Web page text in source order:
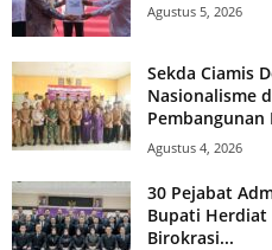
Agustus 5, 2026
Sekda Ciamis
Nasionalisme
Pembangunan
Agustus 4, 2026
30 Pejabat
Bupati Herdiat
Birokrasi...